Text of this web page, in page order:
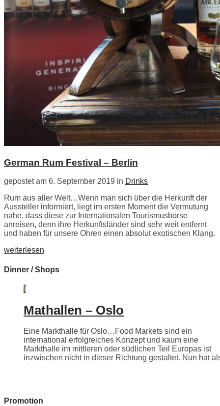
German Rum Festival – Berlin
gepostet am 6. September 2019 in Drinks
Rum aus aller Welt…Wenn man sich über die Herkunft der
Aussteller informiert, liegt im ersten Moment die Vermutung
nahe, dass diese zur Internationalen Tourismusbörse
anreisen, denn ihre Herkunftsländer sind sehr weit entfernt
und haben für unsere Ohren einen absolut exotischen Klang.
weiterlesen
Dinner / Shops
Mathallen – Oslo
Eine Markthalle für Oslo…Food Markets sind ein
international erfolgreiches Konzept und kaum eine
Markthalle im mittleren oder südlichen Teil Europas ist
inzwischen nicht in dieser Richtung gestaltet. Nun hat
Promotion